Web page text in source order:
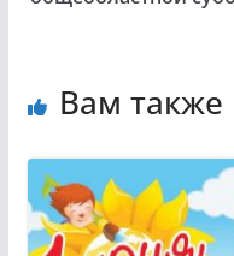
Вам также